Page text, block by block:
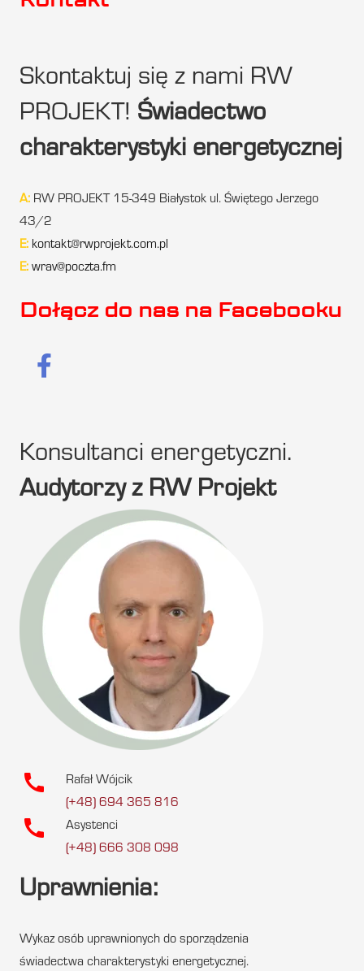
Skontaktuj się z nami RW
PROJEKT! Świadectwo
charakterystyki energetycznej
A: RW PROJEKT 15-349 Białystok ul. Świętego Jerzego
43/2
E: kontakt@rwprojekt.com.pl
E: wrav@poczta.fm
Dołącz do nas na Facebooku
Konsultanci energetyczni.
Audytorzy z RW Projekt
call
Rafał Wójcik
(+48) 694 365 816
call
Asystenci
(+48) 666 308 098
Uprawnienia:
Wykaz osób uprawnionych do sporządzenia
świadectwa charakterystyki energetycznej.